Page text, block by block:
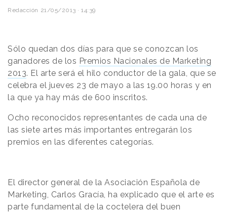
Redacción 21/05/2013 · 14:39
Sólo quedan dos días para que se conozcan los
ganadores de los Premios Nacionales de Marketing
2013. El arte será el hilo conductor de la gala, que se
celebra el jueves 23 de mayo a las 19.00 horas y en
la que ya hay más de 600 inscritos.
Ocho reconocidos representantes de cada una de
las siete artes más importantes entregarán los
premios en las diferentes categorías.
El director general de la Asociación Española de
Marketing, Carlos Gracía, ha explicado que el arte es
parte fundamental de la coctelera del buen